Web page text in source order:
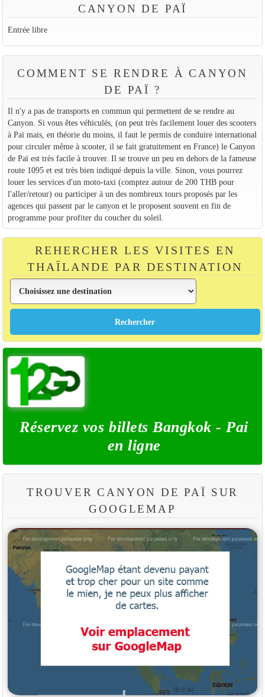
CANYON DE PAÏ
Entrée libre
COMMENT SE RENDRE À CANYON
DE PAÏ ?
Il n'y a pas de transports en commun qui permettent de se rendre au
Canyon. Si vous êtes véhiculés, (on peut très facilement louer des scooters
à Pai mais, en théorie du moins, il faut le permis de conduire international
pour circuler même à scooter, il se fait gratuitement en France) le Canyon
de Paï est très facile à trouver. Il se trouve un peu en dehors de la fameuse
route 1095 et est très bien indiqué depuis la ville. Sinon, vous pourrez
louer les services d'un moto-taxi (comptez autour de 200 THB pour
l'aller/retour) ou participer à un des nombreux tours proposés par les
agences qui passent par le canyon et le proposent souvent en fin de
programme pour profiter du coucher du soleil.
REHERCHER LES VISITES EN
THAÏLANDE PAR DESTINATION
Réservez vos billets Bangkok - Pai
en ligne
TROUVER CANYON DE PAÏ SUR
GOOGLEMAP